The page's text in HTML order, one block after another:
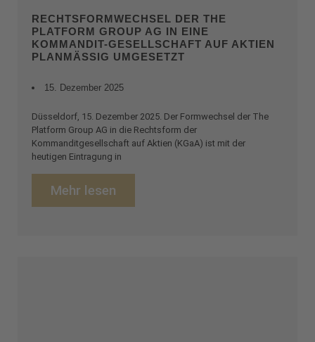
RECHTSFORMWECHSEL DER THE
PLATFORM GROUP AG IN EINE
KOMMANDIT-GESELLSCHAFT AUF AKTIEN
PLANMÄSSIG UMGESETZT
15. Dezember 2025
Düsseldorf, 15. Dezember 2025. Der Formwechsel der The
Platform Group AG in die Rechtsform der
Kommanditgesellschaft auf Aktien (KGaA) ist mit der
heutigen Eintragung in
Mehr lesen